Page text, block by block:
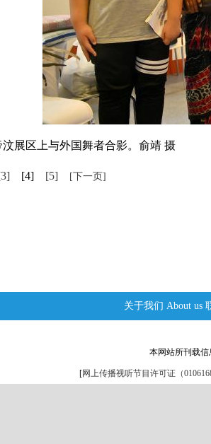
区上与外国舞者合影。俞靖 摄
[4] [5] [下一页]
关于我们 About us
本网站所刊载
[网上传播视听节目许可证（